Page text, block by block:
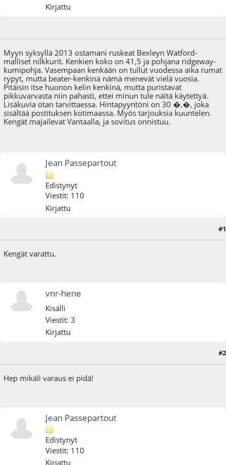
Kirjattu
Myyn syksyllä 2013 ostamani ruskeat Bexleyn Watford-
malliset nilkkurit. Kenkien koko on 41,5 ja pohjana ridgeway-
kumipohja. Vasempaan kenkään on tullut vuodessa aika rumat
rypyt, mutta beater-kenkinä nämä menevät vielä vuosia.
Pitäisin itse huonon kelin kenkinä, mutta puristavat
pikkuvarvasta niin pahasti, ettei minun tule näitä käytettyä.
Lisäkuvia otan tarvittaessa. Hintapyyntöni on 30 �,�, joka
sisältää postituksen kotimaassa. Myös tarjouksia kuuntelen.
Kengät majailevat Vantaalla, ja sovitus onnistuu.
Jean Passepartout
Edistynyt
Viestit: 110
Kirjattu
#1
Kengät varattu.
vnr-hene
Kisälli
Viestit: 3
Kirjattu
#2
Hep mikäli varaus ei pidä!
Jean Passepartout
Edistynyt
Viestit: 110
Kirjattu